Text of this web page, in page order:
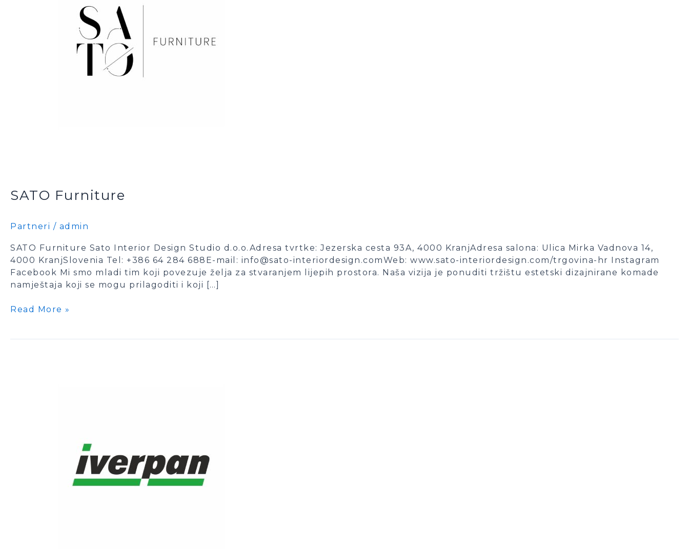
SATO Furniture
Partneri / admin
SATO Furniture Sato Interior Design Studio d.o.o.Adresa tvrtke: Jezerska cesta 93A, 4000 KranjAdresa salona: Ulica Mirka Vadnova 14,
4000 KranjSlovenia Tel: +386 64 284 688E-mail: info@sato-interiordesign.comWeb: www.sato-interiordesign.com/trgovina-hr Instagram
Facebook Mi smo mladi tim koji povezuje želja za stvaranjem lijepih prostora. Naša vizija je ponuditi tržištu estetski dizajnirane komade
namještaja koji se mogu prilagoditi i koji […]
Read More »